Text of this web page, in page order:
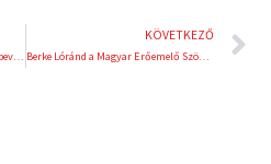
Rossi szerint Szoboszlai nem lesz bevethető márciusban
KÖVETKEZŐ
Berke Lóránd a Magyar Erőemelő Szövetség elnöke!